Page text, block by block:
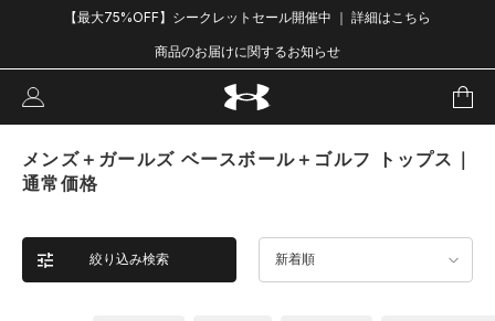
【最大75%OFF】シークレットセール開催中 ｜ 詳細はこちら
商品のお届けに関するお知らせ
メンズ＋ガールズ ベースボール＋ゴルフ トップス｜
通常価格
絞り込み検索 新着順